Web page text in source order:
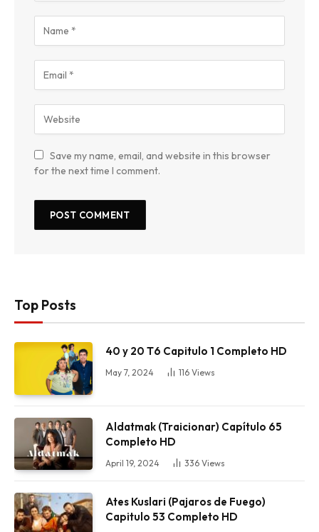
Save my name, email, and website in this browser
for the next time I comment.
Top Posts
40 y 20 T6 Capitulo 1 Completo HD
May 7, 2024 116 Views
Aldatmak (Traicionar) Capítulo 65
Completo HD
April 19, 2024 336 Views
Ates Kuslari (Pajaros de Fuego)
Capitulo 53 Completo HD